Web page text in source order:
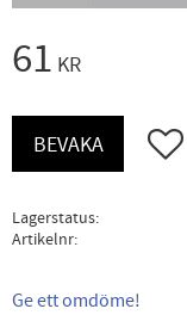
61 KR
BEVAKA
Lagerstatus
Artikelnr
Ge ett omdöme!